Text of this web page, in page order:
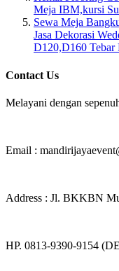
Meja IBM,kursi
Sewa Meja
Jasa Dekorasi
D120,D160 Tebar
Contact Us
Melayani dengan
Email :
Address : Jl. BKKBN
HP. 0813-9390-9154